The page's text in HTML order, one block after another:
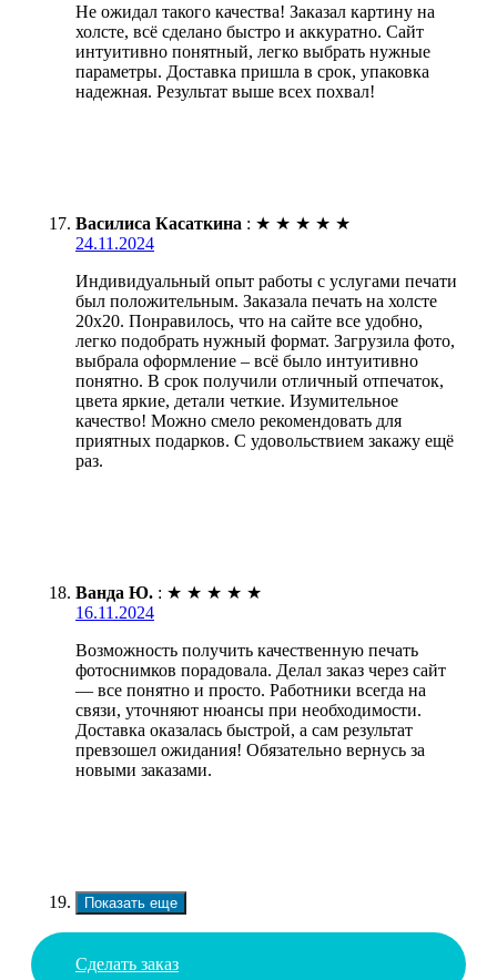
Не ожидал такого качества! Заказал картину на
холсте, всё сделано быстро и аккуратно. Сайт
интуитивно понятный, легко выбрать нужные
параметры. Доставка пришла в срок, упаковка
надежная. Результат выше всех похвал!
Василиса Касаткина : ★ ★ ★ ★ ★
24.11.2024
Индивидуальный опыт работы с услугами печати
был положительным. Заказала печать на холсте
20х20. Понравилось, что на сайте все удобно,
легко подобрать нужный формат. Загрузила фото,
выбрала оформление – всё было интуитивно
понятно. В срок получили отличный отпечаток,
цвета яркие, детали четкие. Изумительное
качество! Можно смело рекомендовать для
приятных подарков. С удовольствием закажу ещё
раз.
Ванда Ю. : ★ ★ ★ ★ ★
16.11.2024
Возможность получить качественную печать
фотоснимков порадовала. Делал заказ через сайт
— все понятно и просто. Работники всегда на
связи, уточняют нюансы при необходимости.
Доставка оказалась быстрой, а сам результат
превзошел ожидания! Обязательно вернусь за
новыми заказами.
Показать еще
Сделать заказ